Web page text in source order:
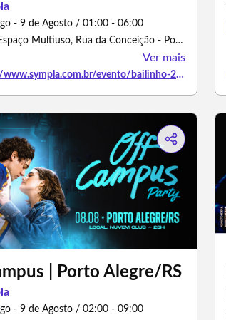
- 9 de Agosto / 01:00 - 06:00
HUM Espaço Multiuso, Rua da Conceição - Porto Alegre/Rio Grande do Sul
Ver mais
https://www.sympla.com.br/evento/bailinho-2000-aniversario-da-boom-rap/3499171
| Porto Alegre/RS
- 9 de Agosto / 02:00 - 09:00